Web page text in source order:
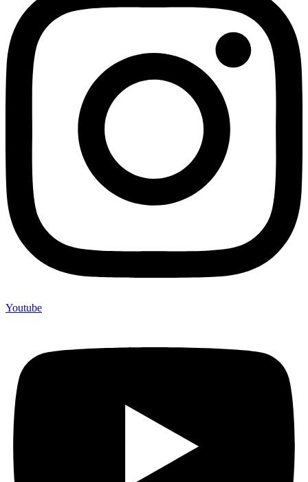
Youtube